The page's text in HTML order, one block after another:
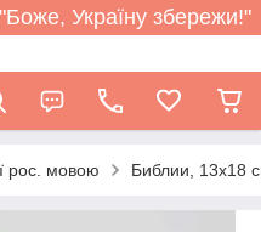
Україну збережи!"
рос. мовою Библии, 13х18